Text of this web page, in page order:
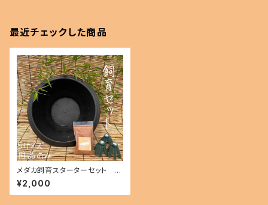
最近チェックした商品
メダカ飼育スターターセット 用
品のみ Sサイズ ikahoff BF-
0801-20971-a
¥2,000